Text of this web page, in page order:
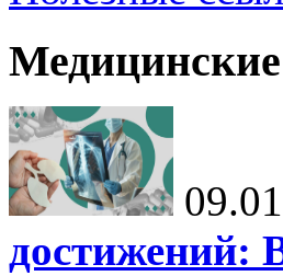
достижений: